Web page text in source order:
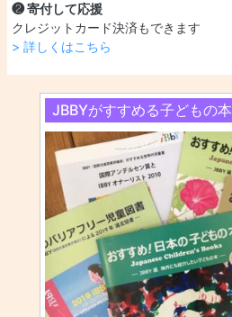
❷ 寄付して応援
クレジットカード決済もできます
> 詳しくはこちら
JBBYがすすめる子どもの本